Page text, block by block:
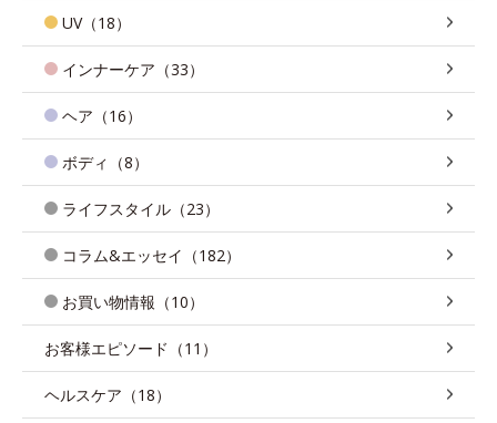
UV（18）
インナーケア（33）
ヘア（16）
ボディ（8）
ライフスタイル（23）
コラム&エッセイ（182）
お買い物情報（10）
お客様エピソード（11）
ヘルスケア（18）